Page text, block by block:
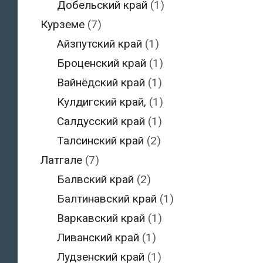
Добельский край (1)
Курземе(7)
Айзпутский край (1)
Броценский край (1)
Вайнёдский край (1)
Кулдигский край, (1)
Салдусский край (1)
Талсинский край (2)
Латгале(7)
Балвский край (2)
Балтинавский край (1)
Варкавский край (1)
Ливанский край (1)
Лудзенский край (1)